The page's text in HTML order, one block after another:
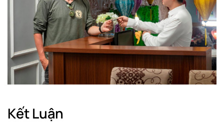
Kết Luận